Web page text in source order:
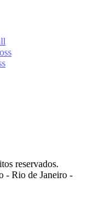
ll
oss
s
reservados.
- Rio de Janeiro -